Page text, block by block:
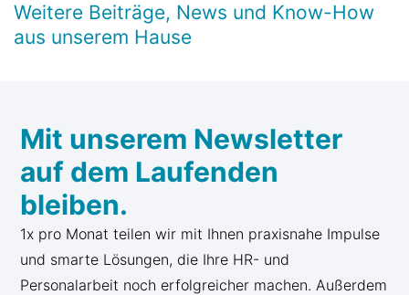
Weitere Beiträge, News und Know-How
aus unserem Hause
Mit unserem Newsletter
auf dem Laufenden
bleiben.
1x pro Monat teilen wir mit Ihnen praxisnahe Impulse
und smarte Lösungen, die Ihre HR- und
Personalarbeit noch erfolgreicher machen. Außerdem